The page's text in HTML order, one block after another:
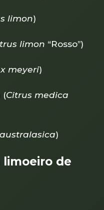
limon)
limon “Rosso”)
meyeri)
(Citrus medica
)
de